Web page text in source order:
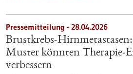
Pressemitteilung - 28.04.2026
Brustkrebs-
Muster könnten Therapie-
verbessern